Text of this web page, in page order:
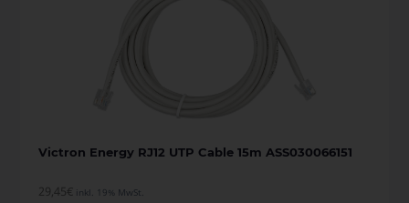
Victron Energy RJ12 UTP Cable 15m ASS030066151
29,45€ inkl. 19% MwSt.